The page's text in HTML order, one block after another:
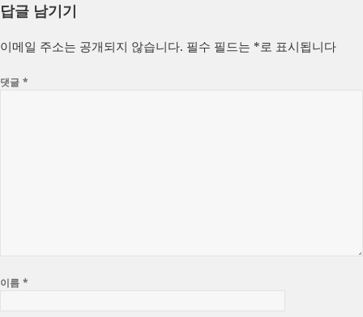
일
이
답글 남기기
이메일 주소는 공개되지 않습니다. 필수 필드는 *로 표시됩니다
댓글*
이름*